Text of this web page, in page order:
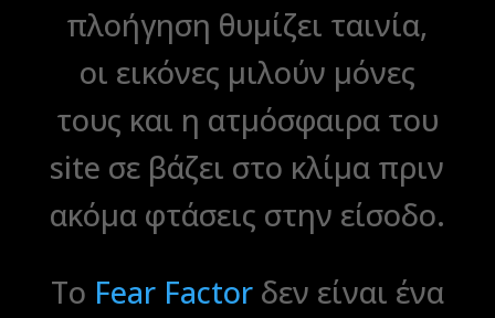
πλοήγηση θυμίζει ταινία,
οι εικόνες μιλούν μόνες
τους και η ατμόσφαιρα του
site σε βάζει στο κλίμα πριν
ακόμα φτάσεις στην είσοδο.
Το Fear Factorδεν είναι ένα